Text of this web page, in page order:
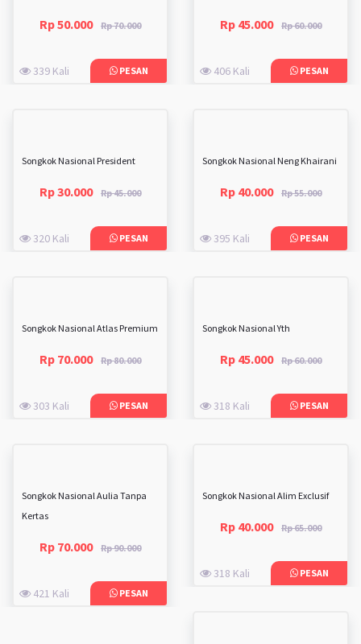
Rp 50.000 Rp 70.000
339 Kali PESAN
Rp 45.000 Rp 60.000
406 Kali PESAN
Songkok Nasional President
Rp 30.000 Rp 45.000
320 Kali PESAN
Songkok Nasional Neng Khairani
Rp 40.000 Rp 55.000
395 Kali PESAN
Songkok Nasional Atlas Premium
Rp 70.000 Rp 80.000
303 Kali PESAN
Songkok Nasional Yth
Rp 45.000 Rp 60.000
318 Kali PESAN
Songkok Nasional Aulia Tanpa
Kertas
Rp 70.000 Rp 90.000
421 Kali PESAN
Songkok Nasional Alim Exclusif
Rp 40.000 Rp 65.000
318 Kali PESAN